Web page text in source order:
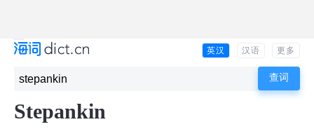
英汉 汉语 更多
Stepankin